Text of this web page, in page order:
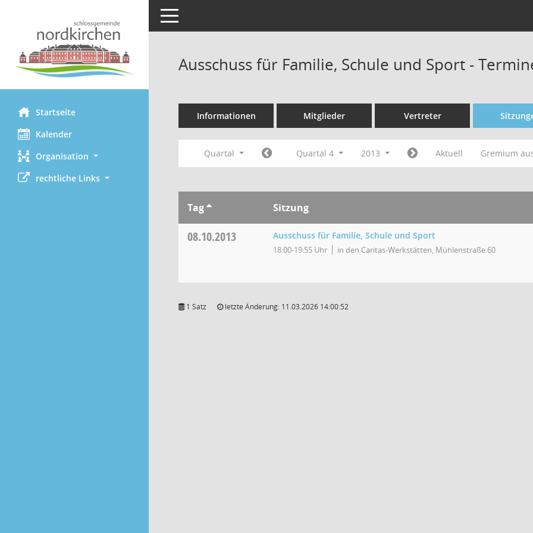
Startseite
Kalender
Organisation
rechtliche Links
Toggle navigation
Ausschuss für Familie, Schule und Sport -
Informationen Mitglieder Vertreter
Quartal Quartal 4 2013 Aktuell Gremium
Tag Sitzung
08.10.2013 Ausschuss für Familie, Schule und Sport
18:00-19:55 Uhr in den Caritas-Werkstätten, Mühlenstraße 60
1 Satz letzte Änderung: 11.03.2026 14:00:52